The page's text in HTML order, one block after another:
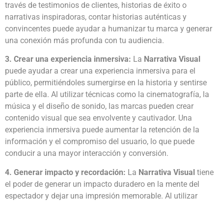
través de testimonios de clientes, historias de éxito o
narrativas inspiradoras, contar historias auténticas y
convincentes puede ayudar a humanizar tu marca y generar
una conexión más profunda con tu audiencia.
3. Crear una experiencia inmersiva: La Narrativa Visual
puede ayudar a crear una experiencia inmersiva para el
público, permitiéndoles sumergirse en la historia y sentirse
parte de ella. Al utilizar técnicas como la cinematografía, la
música y el diseño de sonido, las marcas pueden crear
contenido visual que sea envolvente y cautivador. Una
experiencia inmersiva puede aumentar la retención de la
información y el compromiso del usuario, lo que puede
conducir a una mayor interacción y conversión.
4. Generar impacto y recordación: La Narrativa Visual tiene
el poder de generar un impacto duradero en la mente del
espectador y dejar una impresión memorable. Al utilizar